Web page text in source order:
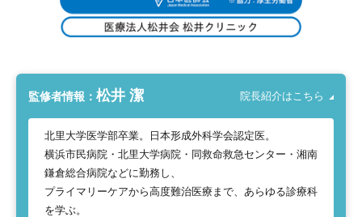
監修者情報： 松井 潔 院長紹介はこちら
北里大学医学部卒業。日本形成外科学会認定医。
横浜市民病院・北里大学病院・同救命救急センター・湘南
鎌倉総合病院などに勤務し、
プライマリーケアから高度難治医療まで、あらゆる診療科
を学ぶ。